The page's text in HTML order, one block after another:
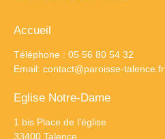
Accueil
Téléphone : 05 56 80 54 32
Email: contact@paroisse-talence.fr
Eglise Notre-Dame
1 bis Place de l’église
33400 Talence